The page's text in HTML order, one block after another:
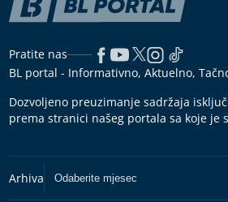
Pratite nas
BL portal - Informativno, Aktuelno,
Dozvoljeno preuzimanje sadržaja
prema stranici našeg portala sa koje je